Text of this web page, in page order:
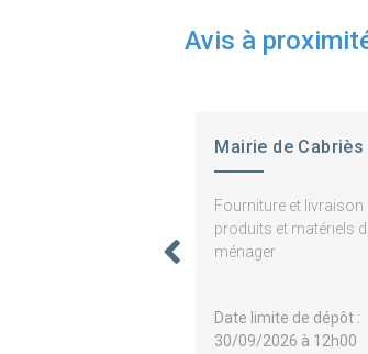
Avis à
Mairie de Cabriès
Fourniture et livraison
produits et matériels
ménager
Date limite de dépôt :
30/09/2026 à 12h00